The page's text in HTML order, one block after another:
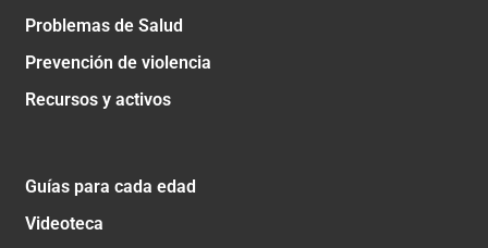
Problemas de Salud
Prevención de violencia
Recursos y activos
Guías para cada edad
Videoteca